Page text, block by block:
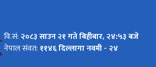
वि.सं: २०८३ साउन २१ गते बिहीबार, २४:५३ बजे
नेपाल संवत: ११४६ दिल्लागा नवमी - २४